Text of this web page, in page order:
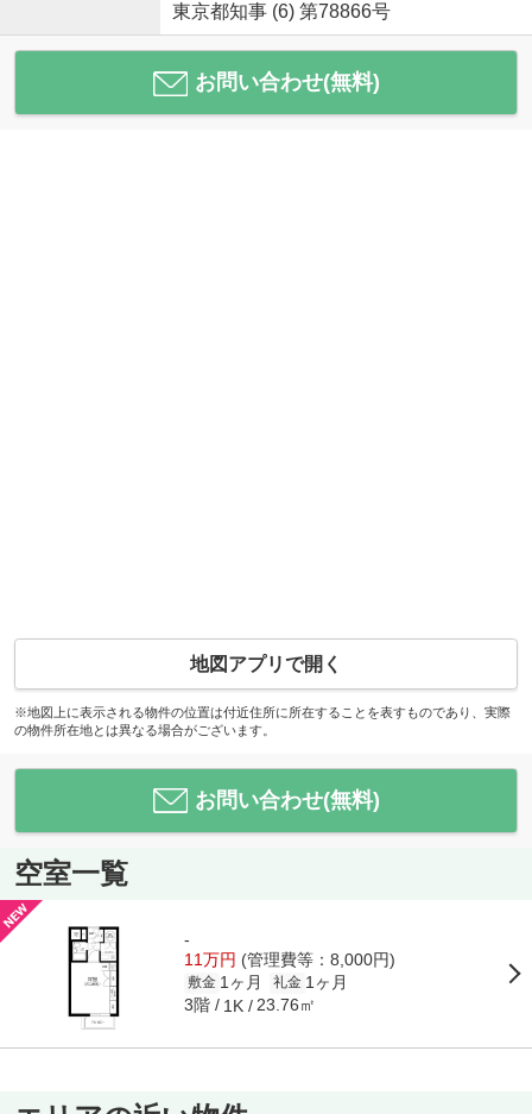
東京都知事 (6) 第78866号
お問い合わせ(無料)
地図アプリで開く
※地図上に表示される物件の位置は付近住所に所在することを表すものであり、実際
の物件所在地とは異なる場合がございます。
お問い合わせ(無料)
空室一覧
-
11万円 (管理費等：8,000円)
敷金 1ヶ月 礼金 1ヶ月
3階 1K 23.76㎡